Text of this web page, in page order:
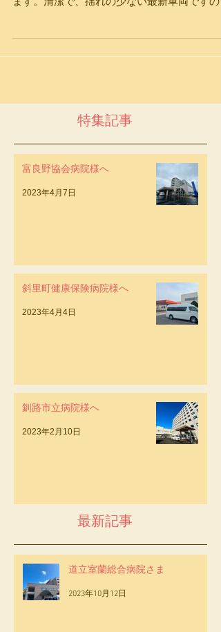
応しております。全車両は新車で導入してお
長距離の輸送はもちろん、市内のご利用も好
いただいております。 長距離輸送も安心＆
特集記事
富良野協会病院様へ
斜里町健康保険病院様へ
釧路市立病院様へ
最新記事
道立室蘭総合病院さま